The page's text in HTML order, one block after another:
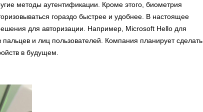
методы аутентификации. Кроме этого, биометрия
гораздо быстрее и удобнее. В настоящее
для авторизации. Например, Microsoft Hello для
и лиц пользователей. Компания планирует сделать
в будущем.